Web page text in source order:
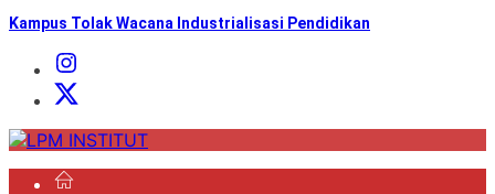
Kampus Tolak Wacana Industrialisasi Pendidikan
Instagram
Institut
X
LPM